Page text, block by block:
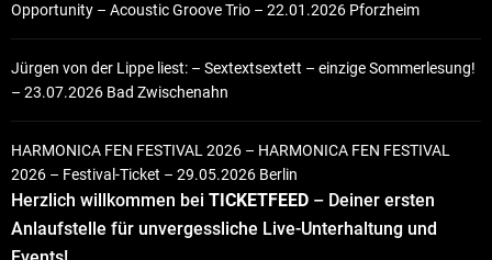
Opportunity – Acoustic Groove Trio – 22.01.2026 Pforzheim
Jürgen von der Lippe liest: – Sextextsextett – einzige Sommerlesung!
– 23.07.2026 Bad Zwischenahn
HARMONICA FEN FESTIVAL 2026 – HARMONICA FEN FESTIVAL
2026 – Festival-Ticket – 29.05.2026 Berlin
Herzlich willkommen bei TICKETFEED – Deiner ersten
Anlaufstelle für unvergessliche Live-Unterhaltung und